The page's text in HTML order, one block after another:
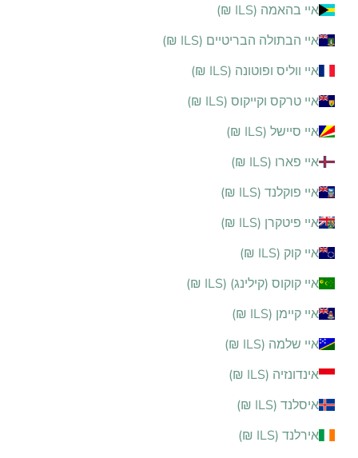
איי בהאמה (ILS ₪)
איי הבתולה הבריטיים (ILS ₪)
איי ווליס ופוטונה (ILS ₪)
איי טרקס וקייקוס (ILS ₪)
איי סיישל (ILS ₪)
איי פארו (ILS ₪)
איי פוקלנד (ILS ₪)
איי פיטקרן (ILS ₪)
איי קוק (ILS ₪)
איי קוקוס (קילינג) (ILS ₪)
איי קיימן (ILS ₪)
איי שלמה (ILS ₪)
אינדונזיה (ILS ₪)
איסלנד (ILS ₪)
אירלנד (ILS ₪)